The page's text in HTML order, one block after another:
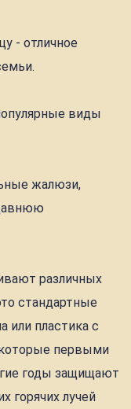
- отличное
виды
жалюзи,
различных
стандартные
или пластика с
первыми
годы защищают
горячих лучей